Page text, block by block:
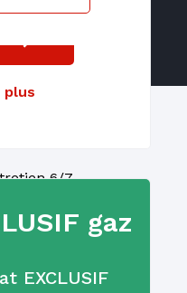
plus
gaz
EXCLUSIF
6/7